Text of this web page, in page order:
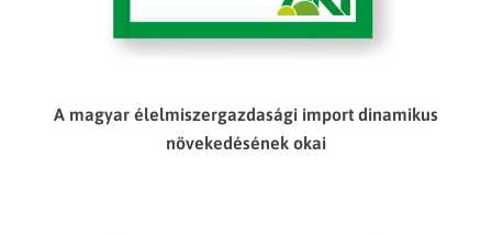
A magyar élelmiszergazdasági import dinamikus
növekedésének okai